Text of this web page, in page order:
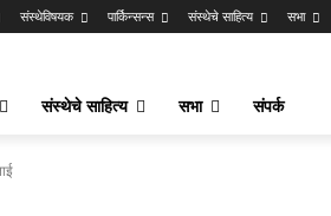
संस्थेविषयक पार्किन्सन्स संस्थेचे साहित्य सभा
संस्थेचे साहित्य सभा संपर्क